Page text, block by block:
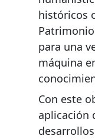
históricos
para una
máquina
Con este
aplicación